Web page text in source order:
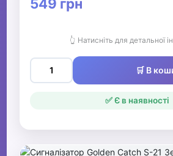
549 грн
👆 Натисніть для детальної
🛒 В
✅ Є в наявності